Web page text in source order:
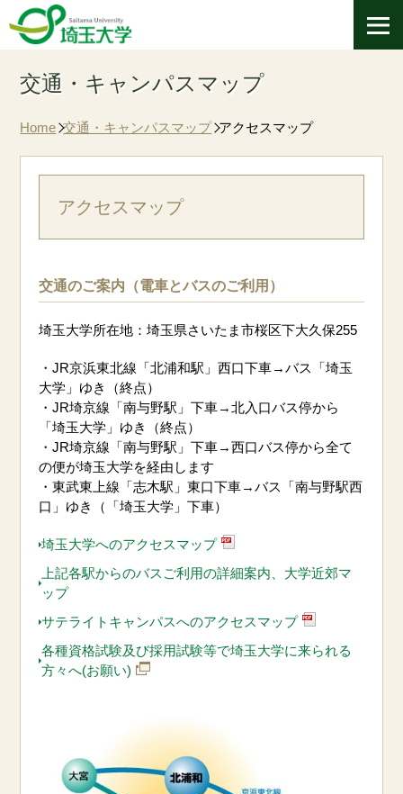
交通・キャンパスマップ
Home 交通・キャンパスマップ アクセスマップ
アクセスマップ
交通のご案内（電車とバスのご利用）
埼玉大学所在地：埼玉県さいたま市桜区下大久保255
・JR京浜東北線「北浦和駅」西口下車→バス「埼玉
大学」ゆき（終点）
・JR埼京線「南与野駅」下車→北入口バス停から
「埼玉大学」ゆき（終点）
・JR埼京線「南与野駅」下車→西口バス停から全て
の便が埼玉大学を経由します
・東武東上線「志木駅」東口下車→バス「南与野駅西
口」ゆき（「埼玉大学」下車）
埼玉大学へのアクセスマップ
上記各駅からのバスご利用の詳細案内、大学近郊マ
ップ
サテライトキャンパスへのアクセスマップ
各種資格試験及び採用試験等で埼玉大学に来られる
方々へ(お願い)